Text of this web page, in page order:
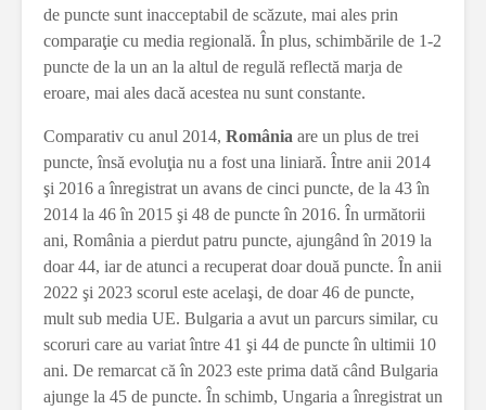
de puncte sunt inacceptabil de scăzute, mai ales prin
comparaţie cu media regională. În plus, schimbările de 1-2
puncte de la un an la altul de regulă reflectă marja de
eroare, mai ales dacă acestea nu sunt constante.
Comparativ cu anul 2014, România are un plus de trei
puncte, însă evoluţia nu a fost una liniară. Între anii 2014
şi 2016 a înregistrat un avans de cinci puncte, de la 43 în
2014 la 46 în 2015 şi 48 de puncte în 2016. În următorii
ani, România a pierdut patru puncte, ajungând în 2019 la
doar 44, iar de atunci a recuperat doar două puncte. În anii
2022 şi 2023 scorul este acelaşi, de doar 46 de puncte,
mult sub media UE. Bulgaria a avut un parcurs similar, cu
scoruri care au variat între 41 şi 44 de puncte în ultimii 10
ani. De remarcat că în 2023 este prima dată când Bulgaria
ajunge la 45 de puncte. În schimb, Ungaria a înregistrat un